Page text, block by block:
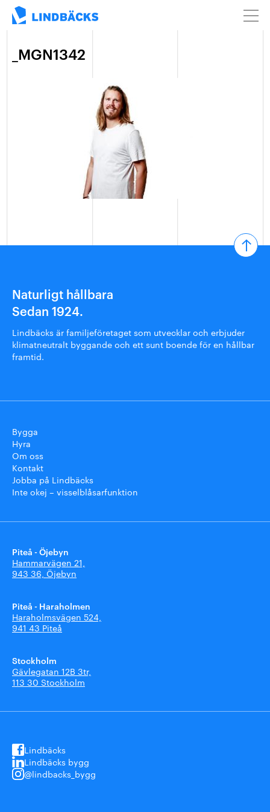
_MGN1342
Naturligt hållbara
Sedan 1924.
Lindbäcks är familjeföretaget som utvecklar och erbjuder
klimatneutralt byggande och ett sunt boende för en hållbar
framtid.
Bygga
Hyra
Om oss
Kontakt
Jobba på Lindbäcks
Inte okej – visselblåsarfunktion
Piteå - Öjebyn
Hammarvägen 21,
943 36, Öjebyn
Piteå - Haraholmen
Haraholmsvägen 524,
941 43 Piteå
Stockholm
Gävlegatan 12B 3tr,
113 30 Stockholm
Lindbäcks
Lindbäcks bygg
@lindbacks_bygg